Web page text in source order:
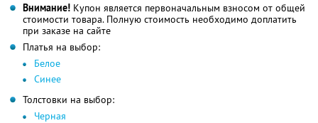
Внимание! Купон является первоначальным взносом от общей
стоимости товара. Полную стоимость необходимо доплатить
при заказе на сайте
Платья на выбор:
Белое
Синее
Толстовки на выбор:
Черная